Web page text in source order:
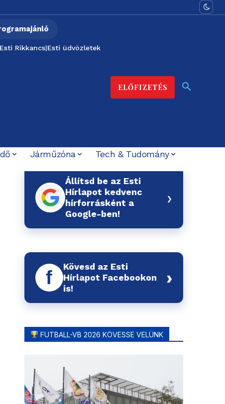
Esti Rikkancs|Esti üdvözletek
ELŐFIZETÉS
Járműzóna
Tech & Tudomány
Állítsd be az Esti
Hírlapot kedvenc
hírforrásként a
Google-ben!
›
f
Kövesd az Esti
Hírlapot Facebookon
is!
›
FUTBALL-VB 2026 KÖVESSE VELÜNK